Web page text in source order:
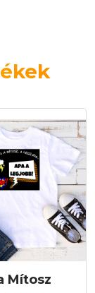
Mítosz